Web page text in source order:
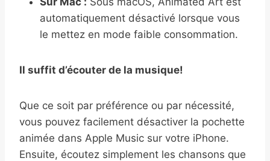
automatiquement désactivé lorsque vous
le mettez en mode faible consommation.
Il suffit d’écouter de la musique!
Que ce soit par préférence ou par nécessité,
vous pouvez facilement désactiver la pochette
animée dans Apple Music sur votre iPhone.
Ensuite, écoutez simplement les chansons que